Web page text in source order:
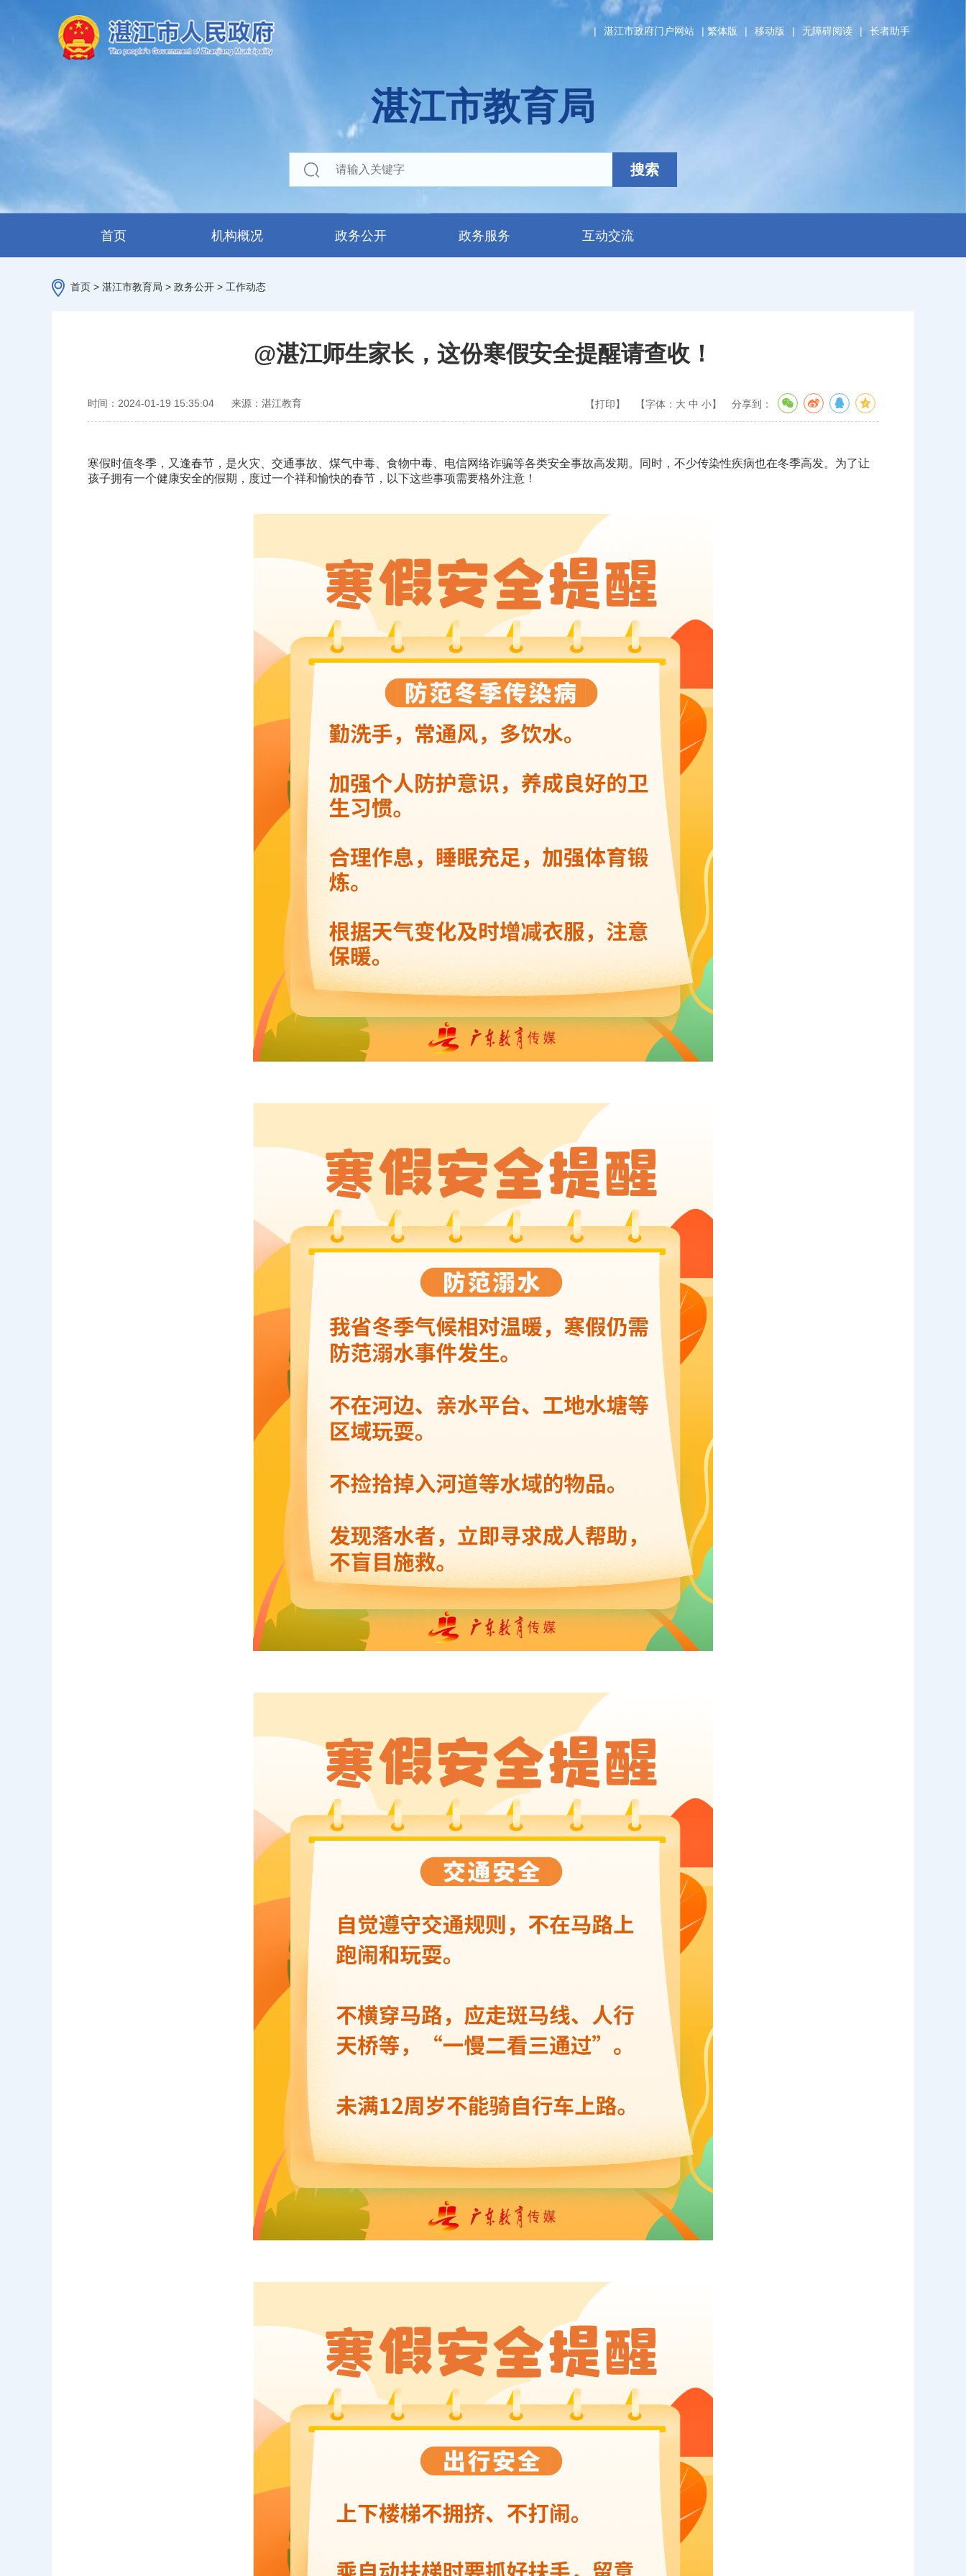
| 湛江市政府门户网站 | 繁体版 | 移动版 | 无障碍阅读 | 长者助手
湛江市教育局
搜索
首页 机构概况 政务公开 政务服务 互动交流
首页 > 湛江市教育局 > 政务公开 > 工作动态
@湛江师生家长，这份寒假安全提醒请查收！
时间：2024-01-19 15:35:04 来源：湛江教育 【打印】 【字体： 大 中 小】 分享到：
寒假时值冬季，又逢春节，是火灾、交通事故、煤气中毒、食物中毒、电信网络诈骗等各类安全事故高发期。同时，不少传染性疾病也在冬季高发。为了让
孩子拥有一个健康安全的假期，度过一个祥和愉快的春节，以下这些事项需要格外注意！